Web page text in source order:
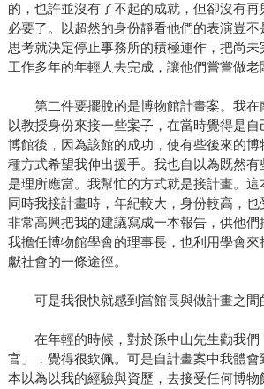
的，也許並沒有了不起的成就，但卻沒有
必要了。以超然的身份靜看他們的表演豈
思考就決定停止事務所的積極運作，把尚
工作多年的年輕人去完成，讓他們嘗嘗做老
第二件要擺脫的是博物館計畫案。我在
以教授身份來接一些案子，在當時覺得是
博館後，因為該館的成功，使有些後來的
種方式希望我伸出援手。我也自以為既然
是理所應當。我幫忙的方式就是接計畫。這
同時我接計畫時，年紀較大，身份較高，
非常高興把我的建議寫成一本報告，供他們
我擔任博物館學會的理事長，也利用學會
獻社會的一條途徑。
可是我很快就感到當館長與做計畫之間
在年輕的時候，對於孫中山先生勸我們
官」，覺得很欽佩。可是自計畫案中我體
本以為以我的經驗與資歷，去接受任何博